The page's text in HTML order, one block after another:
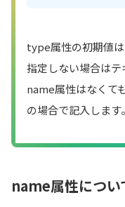
type属性の初期値
指定しない場合はテ
name属性はなくて
の場合で記入します。
name属性につい